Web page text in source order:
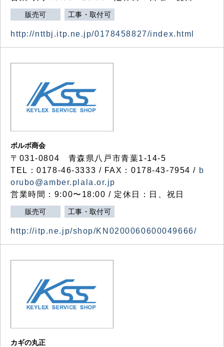
販売可 工事・取付可
http://nttbj.itp.ne.jp/0178458827/index.html
ボルボ商会
〒031-0804 青森県八戸市青葉1-14-5
TEL：0178-46-3333 / FAX：0178-43-7954 / b
orubo@amber.plala.or.jp
営業時間：9:00〜18:00 / 定休日：日、祝日
販売可 工事・取付可
http://itp.ne.jp/shop/KN0200060600049666/
カギの丸正